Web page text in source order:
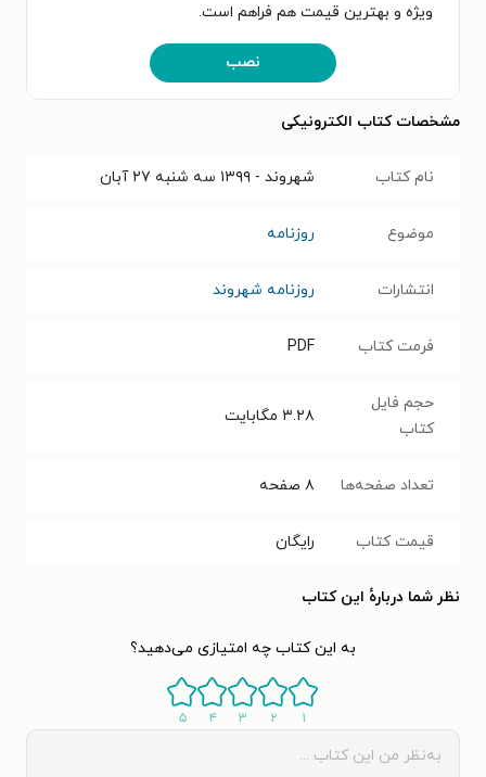
ویژه و بهترین قیمت هم فراهم است.
نصب
مشخصات کتاب الکترونیکی
نام کتاب شهروند - ۱۳۹۹ سه شنبه ۲۷ آبان
موضوع روزنامه
انتشارات روزنامه شهروند
فرمت کتاب PDF
حجم فایل
کتاب
۳.۲۸ مگابایت
تعداد صفحه‌ها ۸ صفحه
قیمت کتاب رایگان
نظر شما دربارهٔ این کتاب
به این کتاب چه امتیازی می‌دهید؟
۱ ۲ ۳ ۴ ۵